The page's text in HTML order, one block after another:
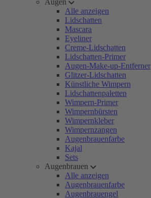
Augen
Alle anzeigen
Lidschatten
Mascara
Eyeliner
Creme-Lidschatten
Lidschatten-Primer
Augen-Make-up-Entferner
Glitzer-Lidschatten
Künstliche Wimpern
Lidschattenpaletten
Wimpern-Primer
Wimpernbürsten
Wimpernkleber
Wimpernzangen
Augenbrauenfarbe
Kajal
Sets
Augenbrauen
Alle anzeigen
Augenbrauenfarbe
Augenbrauengel